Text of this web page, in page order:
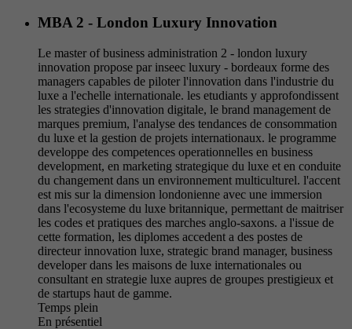
MBA 2 - London Luxury Innovation
Le master of business administration 2 - london luxury
innovation propose par inseec luxury - bordeaux forme des
managers capables de piloter l'innovation dans l'industrie du
luxe a l'echelle internationale. les etudiants y approfondissent
les strategies d'innovation digitale, le brand management de
marques premium, l'analyse des tendances de consommation
du luxe et la gestion de projets internationaux. le programme
developpe des competences operationnelles en business
development, en marketing strategique du luxe et en conduite
du changement dans un environnement multiculturel. l'accent
est mis sur la dimension londonienne avec une immersion
dans l'ecosysteme du luxe britannique, permettant de maitriser
les codes et pratiques des marches anglo-saxons. a l'issue de
cette formation, les diplomes accedent a des postes de
directeur innovation luxe, strategic brand manager, business
developer dans les maisons de luxe internationales ou
consultant en strategie luxe aupres de groupes prestigieux et
de startups haut de gamme.
Temps plein
En présentiel